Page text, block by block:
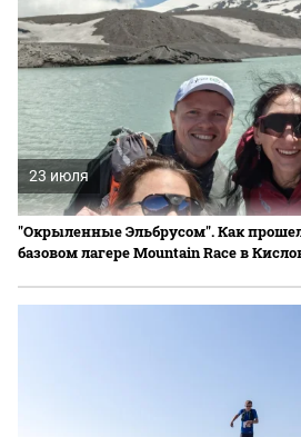
23 июля
"Окрыленные Эльбрусом". Как
базовом лагере Mountain Race в